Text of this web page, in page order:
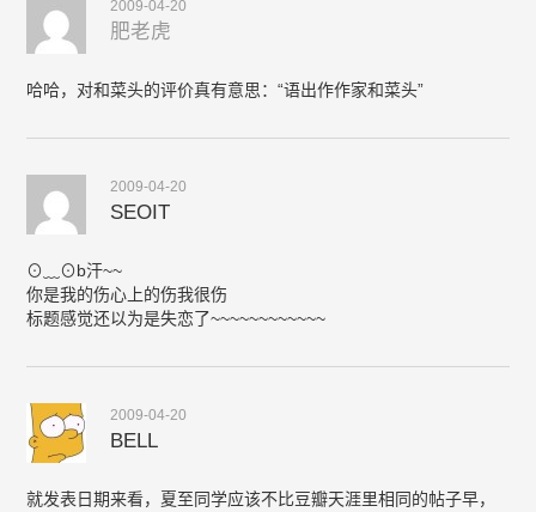
2009-04-20
肥老虎
哈哈，对和菜头的评价真有意思：“语出作作家和菜头”
2009-04-20
SEOIT
⊙﹏⊙b汗~~
你是我的伤心上的伤我很伤
标题感觉还以为是失恋了~~~~~~~~~~~~
2009-04-20
BELL
就发表日期来看，夏至同学应该不比豆瓣天涯里相同的帖子早，